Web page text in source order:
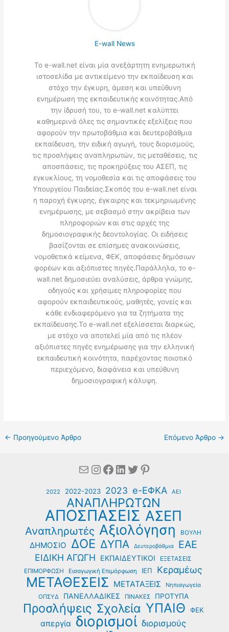
E-wall News
Το e-wall.net είναι μία ανεξάρτητη ενημερωτική
ιστοσελίδα με αντικείμενο την εκπαίδευση και
στόχο την έγκυρη, άμεση και υπεύθυνη
ενημέρωση της εκπαιδευτικής κοινότητας.Από
την ίδρυσή του, το e-wall.net καλύπτει
καθημερινά όλες τις σημαντικές εξελίξεις που
αφορούν την πρωτοβάθμια και δευτεροβάθμια
εκπαίδευση, την ειδική αγωγή, τους διορισμούς,
τις προσλήψεις αναπληρωτών, τις μεταθέσεις, τις
αποσπάσεις, τις προκηρύξεις του ΑΣΕΠ, τις
εγκυκλίους, τη νομοθεσία και τις αποφάσεις του
Υπουργείου Παιδείας.Σκοπός του e-wall.net είναι
η παροχή έγκυρης, έγκαιρης και τεκμηριωμένης
ενημέρωσης, με σεβασμό στην ακρίβεια των
πληροφοριών και στις αρχές της
δημοσιογραφικής δεοντολογίας. Οι ειδήσεις
βασίζονται σε επίσημες ανακοινώσεις,
νομοθετικά κείμενα, ΦΕΚ, αποφάσεις δημόσιων
φορέων και αξιόπιστες πηγές.Παράλληλα, το e-
wall.net δημοσιεύει αναλύσεις, άρθρα γνώμης,
οδηγούς και χρήσιμες πληροφορίες που
αφορούν εκπαιδευτικούς, μαθητές, γονείς και
κάθε ενδιαφερόμενο για τα ζητήματα της
εκπαίδευσης.Το e-wall.net εξελίσσεται διαρκώς,
με στόχο να αποτελεί μία από τις πλέον
αξιόπιστες πηγές ενημέρωσης για την ελληνική
εκπαιδευτική κοινότητα, παρέχοντας ποιοτικό
περιεχόμενο, διαφάνεια και υπεύθυνη
δημοσιογραφική κάλυψη.
← Προηγούμενο Άρθρο Επόμενο Άρθρο →
MailInstagram
Facebook
Linkedin
Twitter
Pinterest
2022 2022-2023 2023 e-ΕΦΚΑ ΑΕΙ
ΑΝΑΠΛΗΡΩΤΩΝ
ΑΠΟΣΠΑΣΕΙΣ ΑΣΕΠ
Αναπληρωτές Αξιολόγηση ΒΟΥΛΗ
ΔΗΜΟΣΙΟ ΔΟΕ ΔΥΠΑ Δευτεροβάθμια ΕΑΕ
ΕΙΔΙΚΗ ΑΓΩΓΗ ΕΚΠΑΙΔΕΥΤΙΚΟΙ ΕΞΕΤΑΣΕΙΣ
ΕΠΙΜΟΡΦΩΣΗ Εισαγωγική Επιμόρφωση ΙΕΠ Κεραμέως
ΜΕΤΑΘΕΣΕΙΣ ΜΕΤΑΤΑΞΕΙΣ
Νηπιαγωγεία
ΟΠΣΥΔ
ΠΑΝΕΛΛΑΔΙΚΕΣ ΠΙΝΑΚΕΣ ΠΡΟΤΥΠΑ
Προσλήψεις Σχολεία ΥΠΑΙΘ ΦΕΚ
απεργία διορισμοί διορισμούς